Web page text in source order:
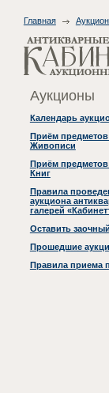
Главная
Аукционы
Календарь
Приём
Живописи
Приём
Книг
Правила
аукциона
галерей
Оставить
Прошедшие
Правила приема